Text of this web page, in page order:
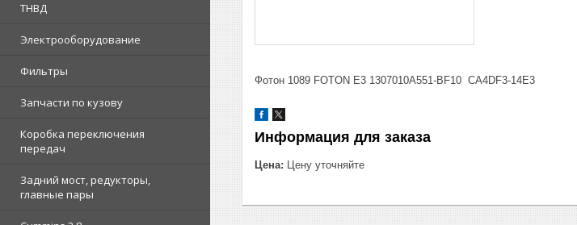
ТНВД
Электрооборудование
Фильтры
Запчасти по кузову
Коробка переключения
передач
Задний мост, редукторы,
главные пары
Фотон 1089 FOTON E3 1307010A551-BF10 CA4DF3-14E3
Информация для заказа
Цена: Цену уточняйте